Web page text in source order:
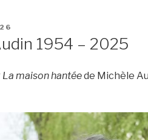
1954 – 2025
La maison hantéede Michèle